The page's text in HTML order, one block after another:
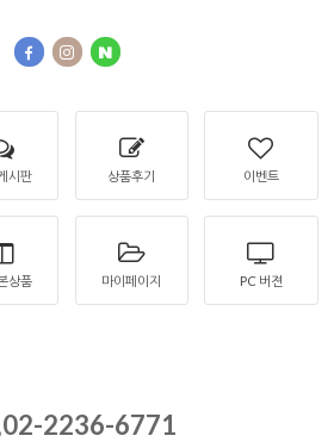
시판 상품후기 이벤트
상품 마이페이지 PC 버젼
2236-6771